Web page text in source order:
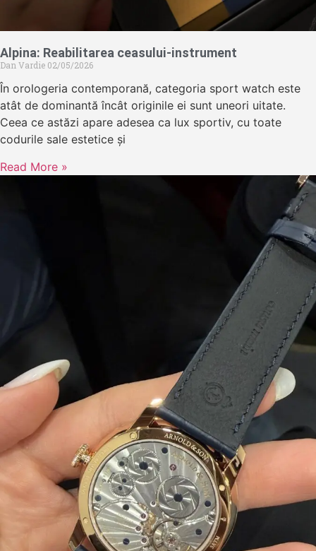
Alpina: Reabilitarea ceasului-instrument
Dan Vardie 02/05/2026
În orologeria contemporană, categoria sport watch este
atât de dominantă încât originile ei sunt uneori uitate.
Ceea ce astăzi apare adesea ca lux sportiv, cu toate
codurile sale estetice și
Read More »